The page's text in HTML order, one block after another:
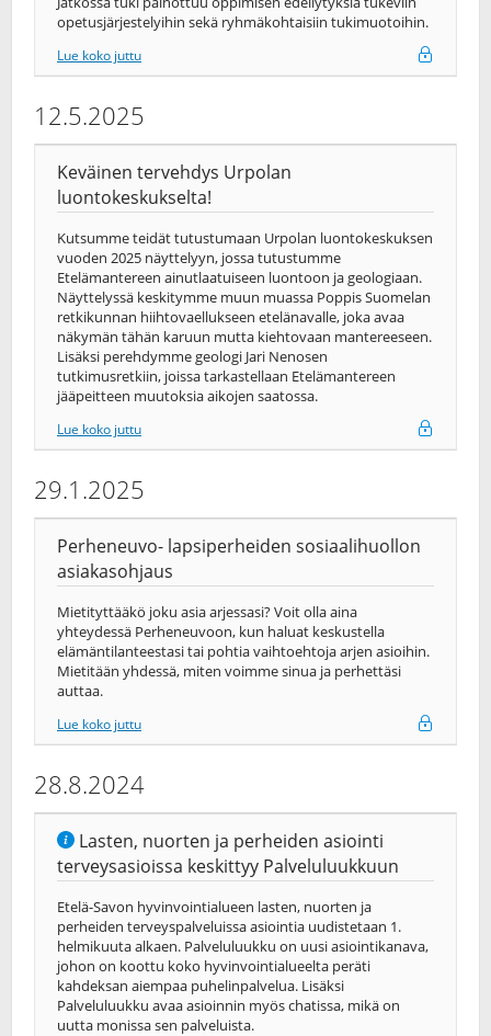
opetusjärjestelyihin sekä ryhmäkohtaisiin tukimuotoihin.
Lue koko juttu
12.5.2025
Keväinen tervehdys Urpolan
luontokeskukselta!
Kutsumme teidät tutustumaan Urpolan luontokeskuksen
vuoden 2025 näyttelyyn, jossa tutustumme
Etelämantereen ainutlaatuiseen luontoon ja geologiaan.
Näyttelyssä keskitymme muun muassa Poppis Suomelan
retkikunnan hiihtovaellukseen etelänavalle, joka avaa
näkymän tähän karuun mutta kiehtovaan mantereeseen.
Lisäksi perehdymme geologi Jari Nenosen
tutkimusretkiin, joissa tarkastellaan Etelämantereen
jääpeitteen muutoksia aikojen saatossa.
Lue koko juttu
29.1.2025
Perheneuvo- lapsiperheiden sosiaalihuollon
asiakasohjaus
Mietityttääkö joku asia arjessasi? Voit olla aina
yhteydessä Perheneuvoon, kun haluat keskustella
elämäntilanteestasi tai pohtia vaihtoehtoja arjen asioihin.
Mietitään yhdessä, miten voimme sinua ja perhettäsi
auttaa.
Lue koko juttu
28.8.2024
Lasten, nuorten ja perheiden asiointi
terveysasioissa keskittyy Palveluluukkuun
Etelä-Savon hyvinvointialueen lasten, nuorten ja
perheiden terveyspalveluissa asiointia uudistetaan 1.
helmikuuta alkaen. Palveluluukku on uusi asiointikanava,
johon on koottu koko hyvinvointialueelta peräti
kahdeksan aiempaa puhelinpalvelua. Lisäksi
Palveluluukku avaa asioinnin myös chatissa, mikä on
uutta monissa sen palveluista.